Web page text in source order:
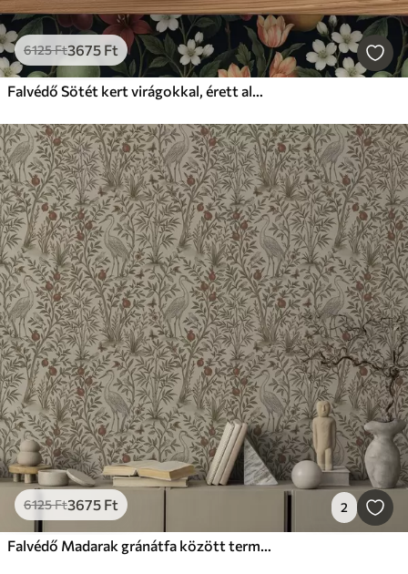
6125Ft3675 Ft
Falvédő Sötét kert virágokkal, érett almákkal és bogyókkal
6125Ft3675 Ft 2
Falvédő Madarak gránátfa között természetes környezetben